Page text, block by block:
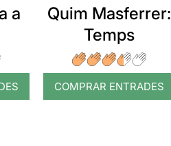
a
Quim Masferrer:
Temps
COMPRAR ENTRADES